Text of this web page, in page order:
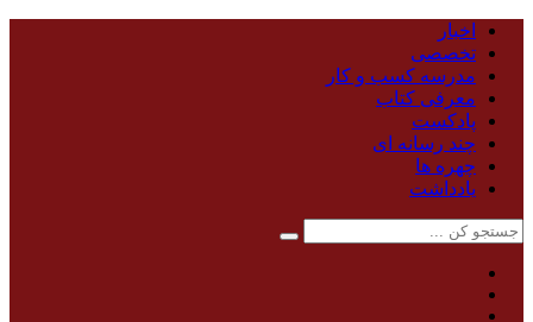
اخبار
تخصصی
مدرسه کسب و کار
معرفی کتاب
پادکست
چند رسانه ای
چهره ها
یادداشت